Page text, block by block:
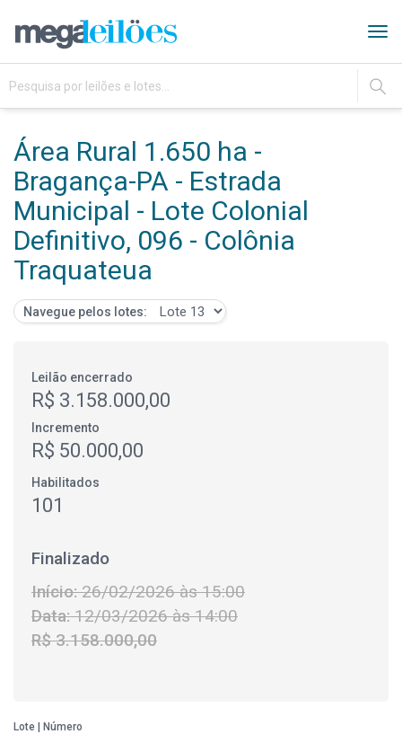
IR
Área Rural 1.650 ha -
Bragança-PA - Estrada
Municipal - Lote Colonial
Definitivo, 096 - Colônia
Traquateua
Navegue pelos lotes:
Leilão encerrado
R$ 3.158.000,00
Incremento
R$ 50.000,00
Habilitados
101
Finalizado
Início:26/02/2026 às 15:00
Data:12/03/2026 às 14:00
R$ 3.158.000,00
Lote | Número